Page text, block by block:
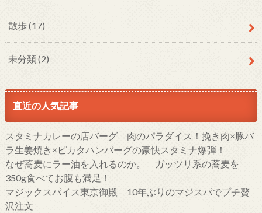
散歩(17)
未分類(2)
直近の人気記事
スタミナカレーの店バーグ 肉のパラダイス！挽き肉×豚バ
ラ生姜焼き×ピカタハンバーグの豪快スタミナ爆弾！
なぜ蕎麦にラー油を入れるのか。 ガッツリ系の蕎麦を
350g食べてお腹も満足！
マジックスパイス東京御殿 10年ぶりのマジスパでプチ贅
沢注文